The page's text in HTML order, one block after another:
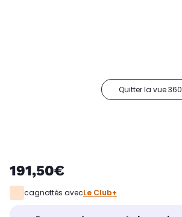
Quitter la vue
191,50€
cagnottés avecLe Club+